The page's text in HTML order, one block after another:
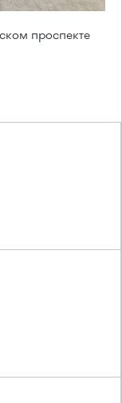
проспекте